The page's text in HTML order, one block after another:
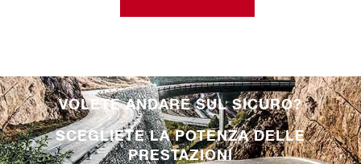
VOLETE ANDARE SUL SICURO?
SCEGLIETE LA POTENZA DELLE
PRESTAZIONI